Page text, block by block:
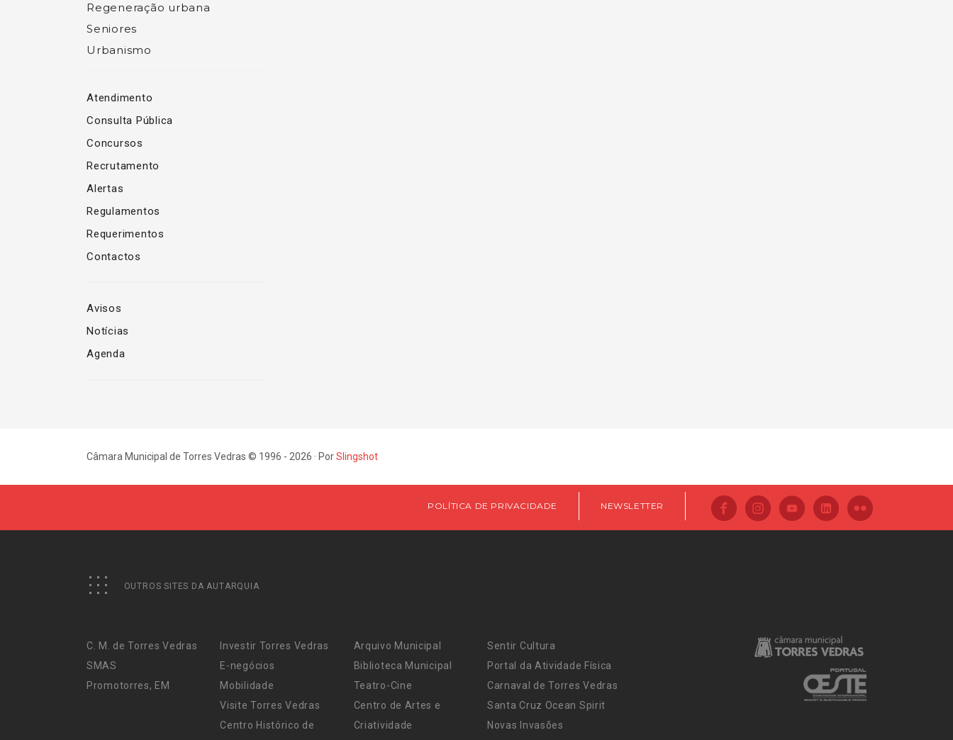
Regeneração urbana
Seniores
Urbanismo
Atendimento
Consulta Pública
Concursos
Recrutamento
Alertas
Regulamentos
Requerimentos
Contactos
Avisos
Notícias
Agenda
Câmara Municipal de Torres Vedras © 1996 - 2026 · PorSlingshot
POLÍTICA DE PRIVACIDADE NEWSLETTER
OUTROS SITES DA AUTARQUIA
C. M. de Torres Vedras
SMAS
Promotorres, EM
Investir Torres Vedras
E-negócios
Mobilidade
Visite Torres Vedras
Centro Histórico de
Arquivo Municipal
Biblioteca Municipal
Teatro-Cine
Centro de Artes e
Criatividade
Sentir Cultura
Portal da Atividade Física
Carnaval de Torres Vedras
Santa Cruz Ocean Spirit
Novas Invasões